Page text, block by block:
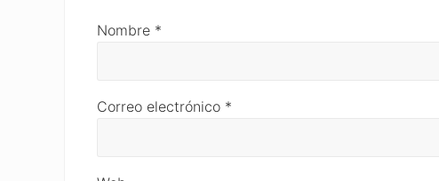
Nombre *
Correo electrónico *